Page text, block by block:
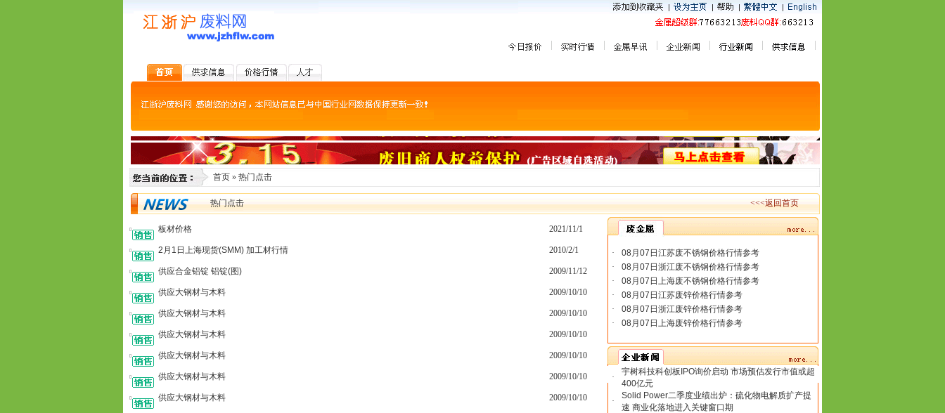
首页 » 热门点击
热门点击 <<<返回首页
板材价格 2021/11/1
2月1日上海现货(SMM) 加工材行情 2010/2/1
供应合金铝锭 铝锭(图) 2009/11/12
供应大钢材与木料 2009/10/10
供应大钢材与木料 2009/10/10
供应大钢材与木料 2009/10/10
供应大钢材与木料 2009/10/10
供应大钢材与木料 2009/10/10
供应大钢材与木料 2009/10/10
·
08月07日江苏废不锈钢价格行情参考
·
08月07日浙江废不锈钢价格行情参考
·
08月07日上海废不锈钢价格行情参考
·
08月07日江苏废锌价格行情参考
·
08月07日浙江废锌价格行情参考
·
08月07日上海废锌价格行情参考
·
宇树科技科创板IPO询价启动 市场预估发行市值或超
400亿元
·
Solid Power二季度业绩出炉：硫化物电解质扩产提
速 商业化落地进入关键窗口期